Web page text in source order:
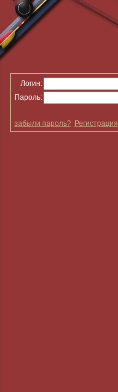
Логин:
Пароль:
забыли пароль? Регистрация